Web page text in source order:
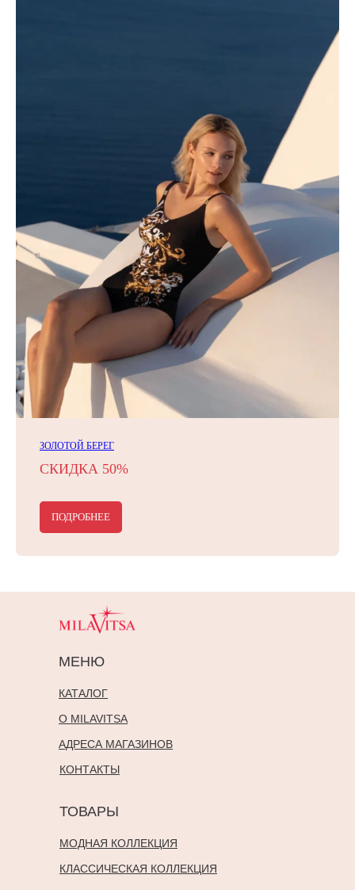
ЗОЛОТОЙ БЕРЕГ
СКИДКА 50%
ПОДРОБНЕЕ
КАТАЛОГ
О MILAVITSA
АДРЕСА МАГАЗИНОВ
КОНТАКТЫ
МЕНЮ
МОДНАЯ КОЛЛЕКЦИЯ
КЛАССИЧЕСКАЯ КОЛЛЕКЦИЯ
ТОВАРЫ